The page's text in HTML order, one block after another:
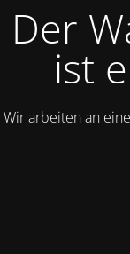
Der
ist
Wir arbeiten an